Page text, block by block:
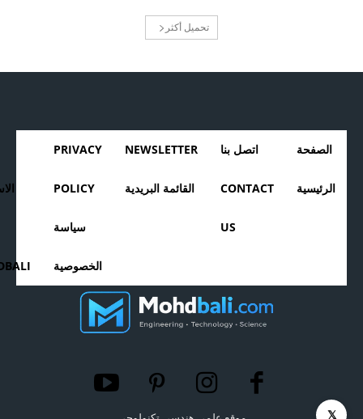
تحميل أكثر
الصفحة
الرئيسية
اتصل بنا
CONTACT
US
NEWSLETTER
القائمة البريدية
PRIVACY
POLICY
سياسة
الخصوصية
𝕏